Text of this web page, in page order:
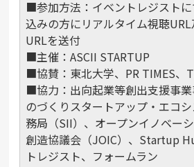
■参加方法：イベントレジスト
込みの方にリアルタイム視聴
URLを送付
■主催：ASCII STARTUP
■協賛：東北大学、PR TIMES、
■協力：出向起業等創出支援事
のづくりスタートアップ・エコ
務局（SII）、オープンイノベー
創造協議会（JOIC）、Startup
トレジスト、フォームラン